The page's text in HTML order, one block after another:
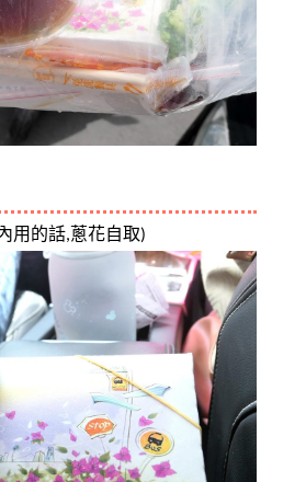
用的話,蔥花自取)